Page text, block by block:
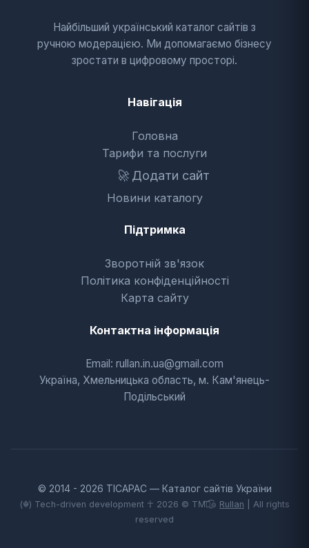
Найбільший український каталог сайтів з
ручною модерацією. Ми допомагаємо бізнесу
зростати в цифровому просторі.
Навігація
Головна
Тарифи та послуги
🚀Додати сайт
Новини каталогу
Підтримка
Зворотній зв'язок
Політика конфіденційності
Карта сайту
Контактна інформація
Email: rullan.in.ua@gmail.com
Україна, Хмельницька область, м. Кам'янець-
Подільський
© 2014 - 2026 TICAPAC — Каталог сайтів України
(☬) Tech-driven development ☥ 2026 © TM͡๏̯͡๏ Rullan | All rights
reserved